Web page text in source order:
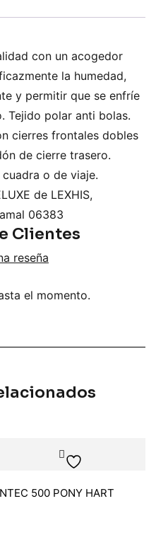
con un acogedor
la humedad,
y permitir que se enfríe
Tejido polar anti bolas.
cierres frontales dobles
de cierre trasero.
o de viaje.
de LEXHIS,
06383
Clientes
reseña
el momento.
500 PONY HART